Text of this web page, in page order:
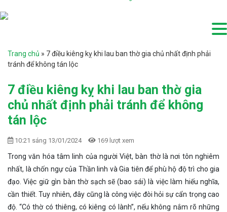
Trang chủ » 7 điều kiêng kỵ khi lau ban thờ gia chủ nhất định phải
tránh để không tán lộc
7 điều kiêng kỵ khi lau ban thờ gia
chủ nhất định phải tránh để không
tán lộc
10:21 sáng 13/01/2024 169 lượt xem
Trong văn hóa tâm linh của người Việt, bàn thờ là nơi tôn nghiêm
nhất, là chốn ngự của Thần linh và Gia tiên để phù hộ độ trì cho gia
đạo. Việc giữ gìn bàn thờ sạch sẽ (bao sái) là việc làm hiếu nghĩa,
cần thiết. Tuy nhiên, đây cũng là công việc đòi hỏi sự cẩn trọng cao
độ. “Có thờ có thiêng, có kiêng có lành”, nếu không nắm rõ những